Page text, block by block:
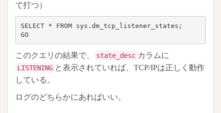
て打つ）
SELECT * FROM sys.dm_tcp_listener_states;
GO
このクエリの結果で、 state_desc カラムに
LISTENING と表示されていれば、TCP/IPは正しく動作
している。
ログのどちらかにあればいい。